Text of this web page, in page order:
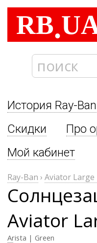
RB.
История Ray-Ban
Скидки
Про
Мой кабинет
Ray-Ban › Aviator Large
Aviator
Arista | Green